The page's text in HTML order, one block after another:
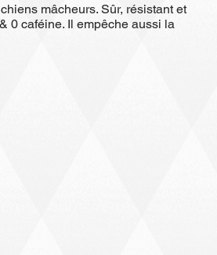
mâcheurs. Sûr, résistant et
0 caféine. Il empêche aussi la